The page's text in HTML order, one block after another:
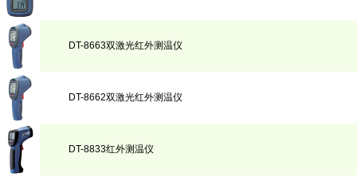
DT-8663双激光红外测温仪
DT-8662双激光红外测温仪
DT-8833红外测温仪